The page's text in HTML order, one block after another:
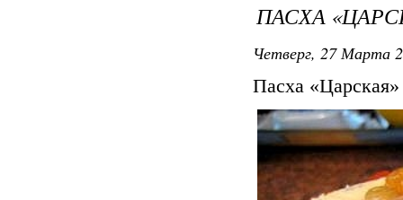
ПАСХА
Четверг, 27 Марта
Пасха «Царская»